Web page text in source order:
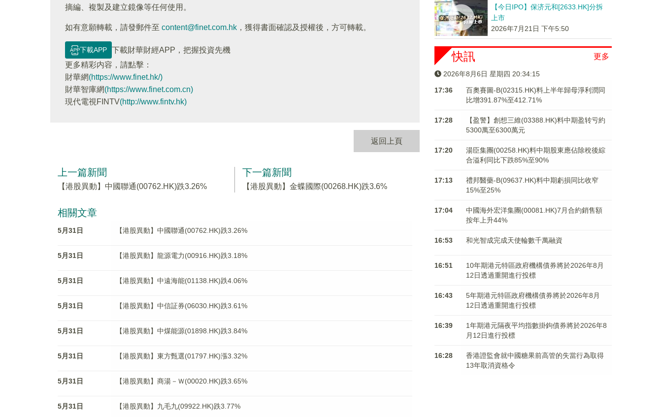
摘編、複製及建立鏡像等任何使用。
如有意願轉載，請發郵件至 content@finet.com.hk ，獲得書面確認及授權後，方可轉載。
下載APP
下載財華財經APP，把握投資先機
更多精彩内容，請點擊：
財華網(https://www.finet.hk/)
財華智庫網(https://www.finet.com.cn)
現代電視FINTV(http://www.fintv.hk)
返回上頁
上一篇新聞
【港股異動】中國聯通(00762.HK)跌3.26%
下一篇新聞
【港股異動】金蝶國際(00268.HK)跌3.6%
相關文章
5月31日 【港股異動】中國聯通(00762.HK)跌3.26%
5月31日 【港股異動】龍源電力(00916.HK)跌3.18%
5月31日 【港股異動】中遠海能(01138.HK)跌4.06%
5月31日 【港股異動】中信証券(06030.HK)跌3.61%
5月31日 【港股異動】中煤能源(01898.HK)跌3.84%
5月31日 【港股異動】東方甄選(01797.HK)漲3.32%
5月31日 【港股異動】商湯－Ｗ(00020.HK)跌3.65%
5月31日 【港股異動】九毛九(09922.HK)跌3.77%
【今日IPO】保济元和[2633.HK]分拆
上市
2026年7月21日 下午5:50
更多
快訊
2026年8月6日 星期四 20:34:16
17:36
百奧賽圖-B(02315.HK)料上半年歸母淨利潤同
比增391.87%至412.71%
17:28
【盈警】創想三維(03388.HK)料中期盈转亏約
5300萬至6300萬元
17:20
湯臣集團(00258.HK)料中期股東應佔除稅後綜
合溢利同比下跌85%至90%
17:13
禮邦醫藥-B(09637.HK)料中期虧損同比收窄
15%至25%
17:04
中國海外宏洋集團(00081.HK)7月合約銷售額
按年上升44%
16:53 和光智成完成天使輪數千萬融資
16:51
10年期港元特區政府機構債券將於2026年8月
12日透過重開進行投標
16:43
5年期港元特區政府機構債券將於2026年8月
12日透過重開進行投標
16:39
1年期港元隔夜平均指數掛鉤債券將於2026年8
月12日進行投標
16:28
香港證監會就中國糖果前高管的失當行為取得
13年取消資格令